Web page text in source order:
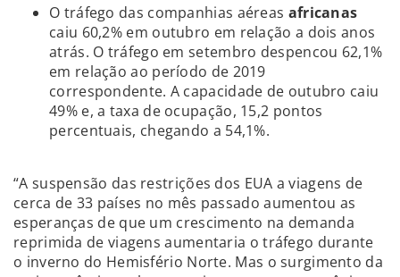
O tráfego das companhias aéreas africanas
caiu 60,2% em outubro em relação a dois anos
atrás. O tráfego em setembro despencou 62,1%
em relação ao período de 2019
correspondente. A capacidade de outubro caiu
49% e, a taxa de ocupação, 15,2 pontos
percentuais, chegando a 54,1%.
“A suspensão das restrições dos EUA a viagens de
cerca de 33 países no mês passado aumentou as
esperanças de que um crescimento na demanda
reprimida de viagens aumentaria o tráfego durante
o inverno do Hemisfério Norte. Mas o surgimento da